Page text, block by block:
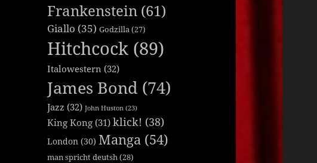
Frankenstein (61)
Giallo (35) Godzilla(27)
Hitchcock (89)
Italowestern (32)
James Bond (74)
Jazz (32) John Huston (23)
King Kong (31) klick! (38)
London (30) Manga (54)
man spricht deutsh(28)